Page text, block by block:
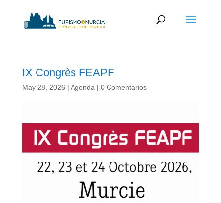
IX Congrès FEAPF
May 28, 2026 | Agenda | 0 Comentarios